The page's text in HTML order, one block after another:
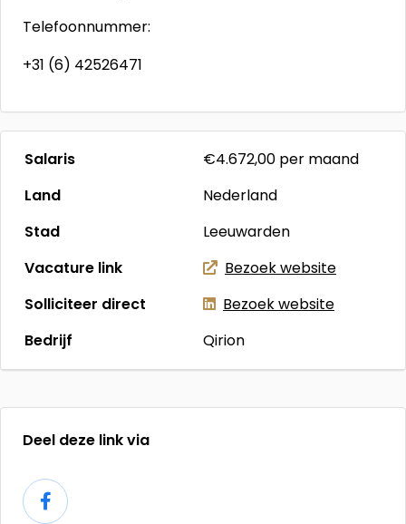
Telefoonnummer:
+31 (6) 42526471
Salaris €4.672,00 per maand
Land
Nederland
Stad
Leeuwarden
Vacature link
Bezoek website
Solliciteer direct
Bezoek website
Bedrijf
Qirion
Deel deze link via